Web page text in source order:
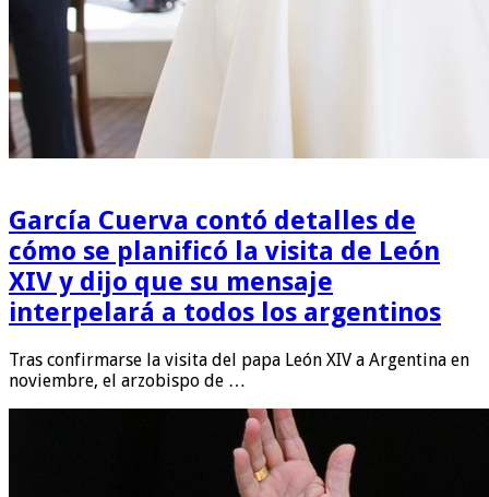
García Cuerva contó detalles de
cómo se planificó la visita de León
XIV y dijo que su mensaje
interpelará a todos los argentinos
Tras confirmarse la visita del papa León XIV a Argentina en
noviembre, el arzobispo de …